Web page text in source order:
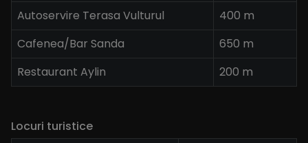
Autoservire Terasa Vulturul
400 m
Cafenea/Bar Sanda
650 m
Restaurant Aylin
200 m
Locuri turistice